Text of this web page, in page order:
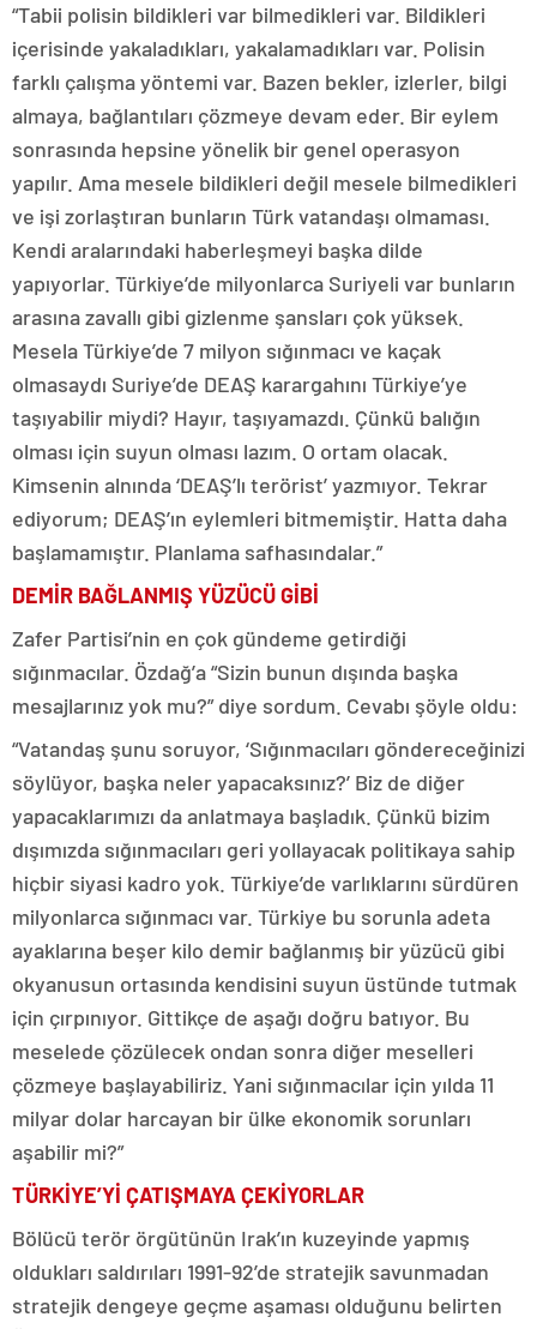
“Tabii polisin bildikleri var bilmedikleri var. Bildikleri
içerisinde yakaladıkları, yakalamadıkları var. Polisin
farklı çalışma yöntemi var. Bazen bekler, izlerler, bilgi
almaya, bağlantıları çözmeye devam eder. Bir eylem
sonrasında hepsine yönelik bir genel operasyon
yapılır. Ama mesele bildikleri değil mesele bilmedikleri
ve işi zorlaştıran bunların Türk vatandaşı olmaması.
Kendi aralarındaki haberleşmeyi başka dilde
yapıyorlar. Türkiye’de milyonlarca Suriyeli var bunların
arasına zavallı gibi gizlenme şansları çok yüksek.
Mesela Türkiye’de 7 milyon sığınmacı ve kaçak
olmasaydı Suriye’de DEAŞ karargahını Türkiye’ye
taşıyabilir miydi? Hayır, taşıyamazdı. Çünkü balığın
olması için suyun olması lazım. O ortam olacak.
Kimsenin alnında ‘DEAŞ’lı terörist’ yazmıyor. Tekrar
ediyorum; DEAŞ’ın eylemleri bitmemiştir. Hatta daha
başlamamıştır. Planlama safhasındalar.”
DEMİR BAĞLANMIŞ YÜZÜCÜ GİBİ
Zafer Partisi’nin en çok gündeme getirdiği
sığınmacılar. Özdağ’a “Sizin bunun dışında başka
mesajlarınız yok mu?” diye sordum. Cevabı şöyle oldu:
“Vatandaş şunu soruyor, ‘Sığınmacıları göndereceğinizi
söylüyor, başka neler yapacaksınız?’ Biz de diğer
yapacaklarımızı da anlatmaya başladık. Çünkü bizim
dışımızda sığınmacıları geri yollayacak politikaya sahip
hiçbir siyasi kadro yok. Türkiye’de varlıklarını sürdüren
milyonlarca sığınmacı var. Türkiye bu sorunla adeta
ayaklarına beşer kilo demir bağlanmış bir yüzücü gibi
okyanusun ortasında kendisini suyun üstünde tutmak
için çırpınıyor. Gittikçe de aşağı doğru batıyor. Bu
meselede çözülecek ondan sonra diğer meselleri
çözmeye başlayabiliriz. Yani sığınmacılar için yılda 11
milyar dolar harcayan bir ülke ekonomik sorunları
aşabilir mi?”
TÜRKİYE’Yİ ÇATIŞMAYAÇEKİYORLAR
Bölücü terör örgütünün Irak’ın kuzeyinde yapmış
oldukları saldırıları 1991-92’de stratejik savunmadan
stratejik dengeye geçme aşaması olduğunu belirten